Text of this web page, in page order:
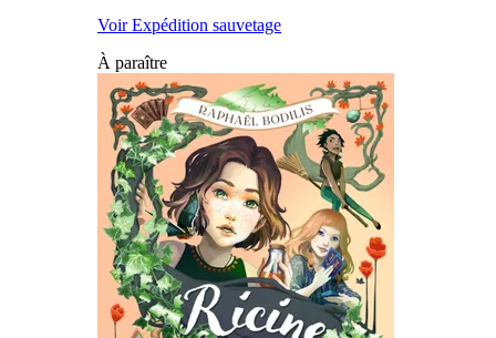
Voir Expédition sauvetage
À paraître